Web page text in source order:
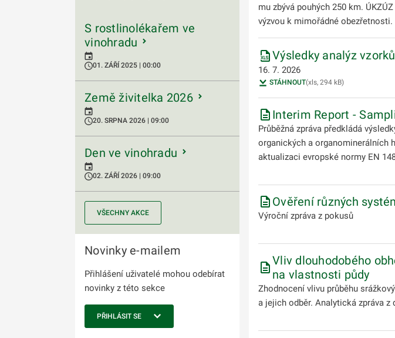
mu zbývá pouhých 250 km.
výzvou k mimořádné
Výsledky analýz
16. 7. 2026
STÁHNOUT(xls, 294 kB)
Interim Report -
Průběžná zpráva předkládá
organických a organominerálních
aktualizaci evropské normy EN
Ověření různých
Výroční zpráva z pokusů
Vliv dlouhodobého
na vlastnosti půdy
Zhodnocení vlivu průběhu
a jejich odběr. Analytická zpráva
S rostlinolékařem ve
vinohradu
01. ZÁŘÍ 2025 | 00:00
Země živitelka 2026
20. SRPNA 2026 | 09:00
Den ve vinohradu
02. ZÁŘÍ 2026 | 09:00
VŠECHNY AKCE
Novinky e-mailem
Přihlášení uživatelé mohou odebírat
novinky z této sekce
PŘIHLÁSIT SE